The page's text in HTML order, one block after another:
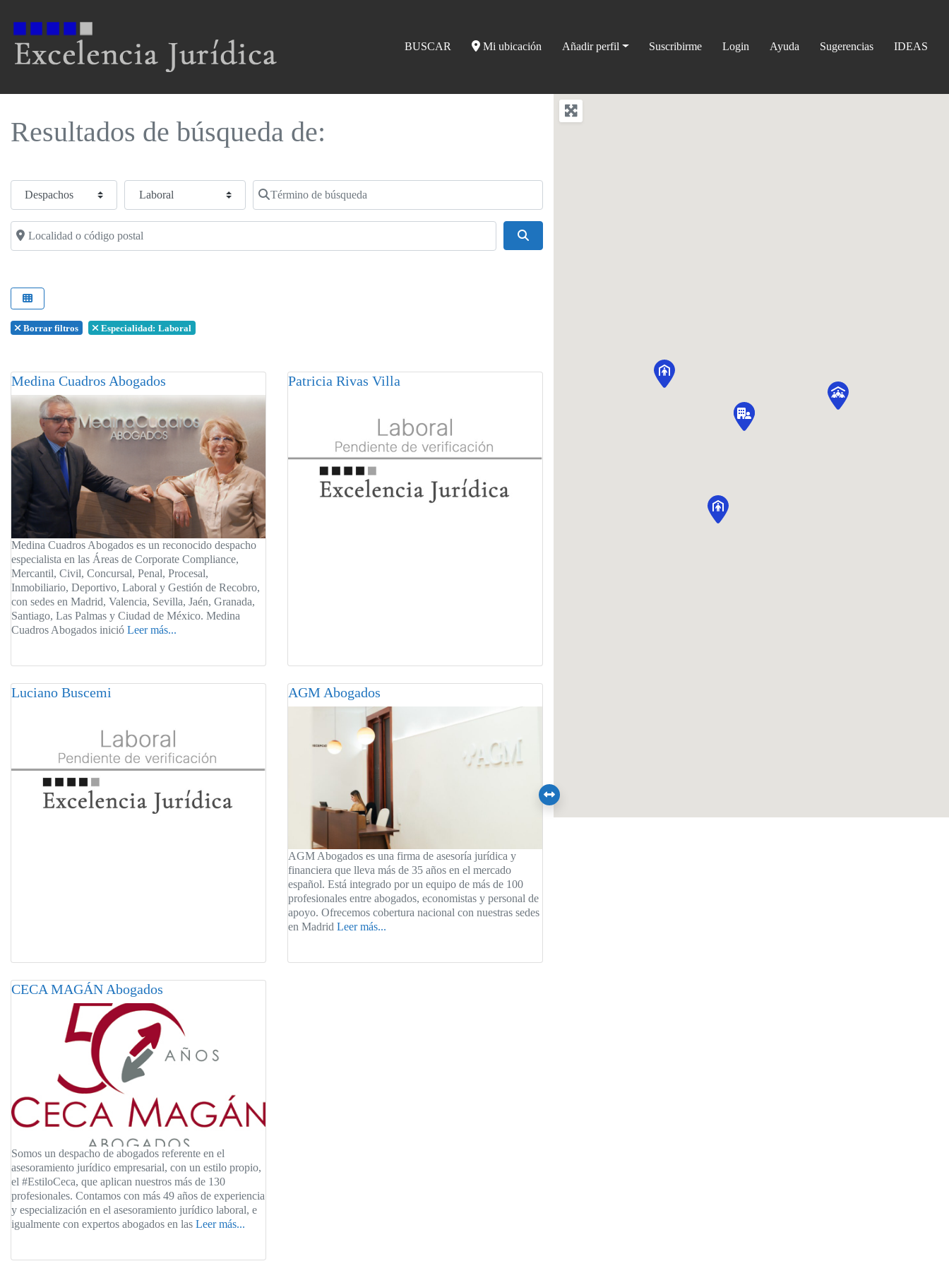
BUSCAR Mi ubicación Añadir perfil Suscribirme Login Ayuda Sugerencias IDEAS
Resultados de búsqueda de:
Seleccionar el formulario de búsqueda
Especialidad Término de búsqueda
Localidad o código postal
Borrar filtros Especialidad: Laboral
Medina Cuadros Abogados
Medina Cuadros Abogados es un reconocido despacho
especialista en las Áreas de Corporate Compliance,
Mercantil, Civil, Concursal, Penal, Procesal,
Inmobiliario, Deportivo, Laboral y Gestión de Recobro,
con sedes en Madrid, Valencia, Sevilla, Jaén, Granada,
Santiago, Las Palmas y Ciudad de México. Medina
Cuadros Abogados inició Leer más...
Patricia Rivas Villa
Luciano Buscemi AGM Abogados
AGM Abogados es una firma de asesoría jurídica y
financiera que lleva más de 35 años en el mercado
español. Está integrado por un equipo de más de 100
profesionales entre abogados, economistas y personal de
apoyo. Ofrecemos cobertura nacional con nuestras sedes
en Madrid Leer más...
CECA MAGÁN Abogados
Somos un despacho de abogados referente en el
asesoramiento jurídico empresarial, con un estilo propio,
el #EstiloCeca, que aplican nuestros más de 130
profesionales. Contamos con más 49 años de experiencia
y especialización en el asesoramiento jurídico laboral, e
igualmente con expertos abogados en las Leer más...